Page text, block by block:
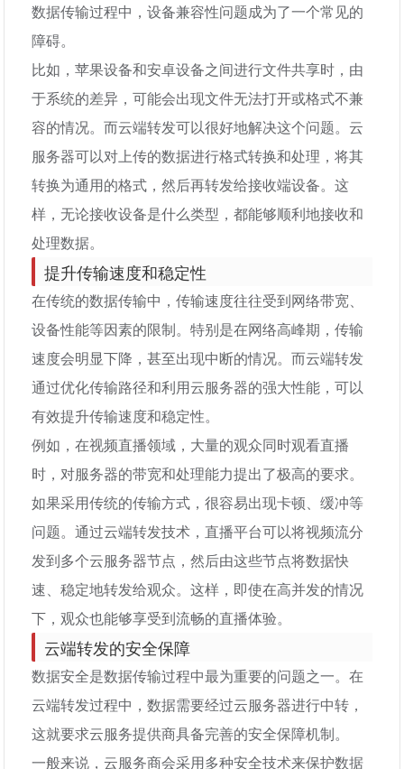
数据传输过程中，设备兼容性问题成为了一个常见的
障碍。
比如，苹果设备和安卓设备之间进行文件共享时，由
于系统的差异，可能会出现文件无法打开或格式不兼
容的情况。而云端转发可以很好地解决这个问题。云
服务器可以对上传的数据进行格式转换和处理，将其
转换为通用的格式，然后再转发给接收端设备。这
样，无论接收设备是什么类型，都能够顺利地接收和
处理数据。
提升传输速度和稳定性
在传统的数据传输中，传输速度往往受到网络带宽、
设备性能等因素的限制。特别是在网络高峰期，传输
速度会明显下降，甚至出现中断的情况。而云端转发
通过优化传输路径和利用云服务器的强大性能，可以
有效提升传输速度和稳定性。
例如，在视频直播领域，大量的观众同时观看直播
时，对服务器的带宽和处理能力提出了极高的要求。
如果采用传统的传输方式，很容易出现卡顿、缓冲等
问题。通过云端转发技术，直播平台可以将视频流分
发到多个云服务器节点，然后由这些节点将数据快
速、稳定地转发给观众。这样，即使在高并发的情况
下，观众也能够享受到流畅的直播体验。
云端转发的安全保障
数据安全是数据传输过程中最为重要的问题之一。在
云端转发过程中，数据需要经过云服务器进行中转，
这就要求云服务提供商具备完善的安全保障机制。
一般来说，云服务商会采用多种安全技术来保护数据